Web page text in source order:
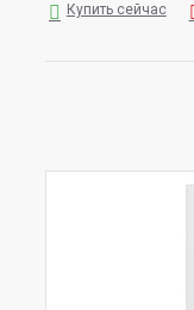
Купить сейчас